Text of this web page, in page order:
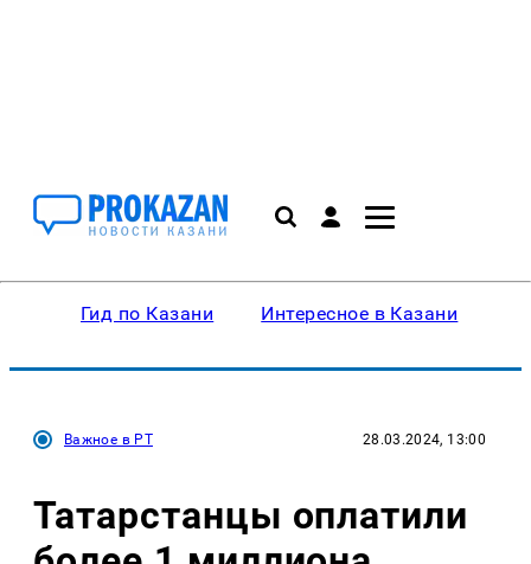
Гид по Казани Интересное в Казани
Важное в РТ 28.03.2024, 13:00
Татарстанцы оплатили